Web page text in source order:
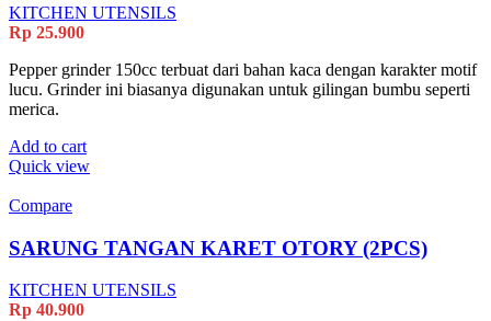
be
chosen
the
product
KITCHEN UTENSILS
Rp 25.900
Pepper grinder 150cc terbuat dari bahan kaca dengan karakter motif
lucu. Grinder ini biasanya digunakan untuk gilingan bumbu seperti
merica.
Add to cart
Quick view
Compare
SARUNG TANGAN KARET OTORY (2PCS)
KITCHEN UTENSILS
Rp 40.900